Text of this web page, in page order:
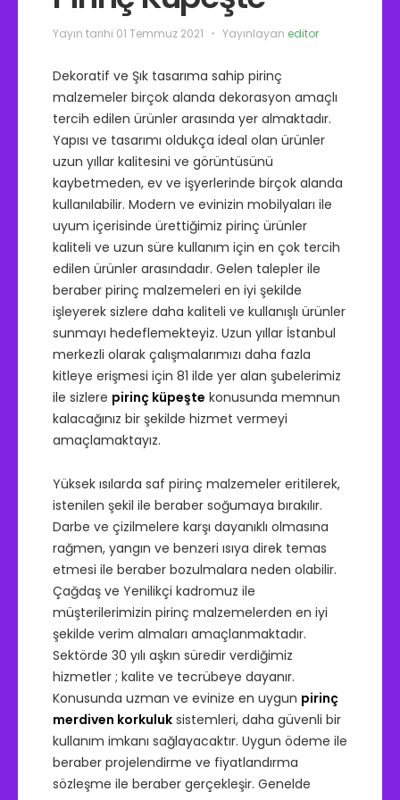
o
e
Yayın tarihi 01 Temmuz 2021 Yayınlayan editor
Dekoratif ve Şık tasarıma sahip pirinç
malzemeler birçok alanda dekorasyon amaçlı
tercih edilen ürünler arasında yer almaktadır.
Yapısı ve tasarımı oldukça ideal olan ürünler
uzun yıllar kalitesini ve görüntüsünü
kaybetmeden, ev ve işyerlerinde birçok alanda
kullanılabilir. Modern ve evinizin mobilyaları ile
uyum içerisinde ürettiğimiz pirinç ürünler
kaliteli ve uzun süre kullanım için en çok tercih
edilen ürünler arasındadır. Gelen talepler ile
beraber pirinç malzemeleri en iyi şekilde
işleyerek sizlere daha kaliteli ve kullanışlı ürünler
sunmayı hedeflemekteyiz. Uzun yıllar İstanbul
merkezli olarak çalışmalarımızı daha fazla
kitleye erişmesi için 81 ilde yer alan şubelerimiz
ile sizlere pirinç küpeşte konusunda memnun
kalacağınız bir şekilde hizmet vermeyi
amaçlamaktayız.
Yüksek ısılarda saf pirinç malzemeler eritilerek,
istenilen şekil ile beraber soğumaya bırakılır.
Darbe ve çizilmelere karşı dayanıklı olmasına
rağmen, yangın ve benzeri ısıya direk temas
etmesi ile beraber bozulmalara neden olabilir.
Çağdaş ve Yenilikçi kadromuz ile
müşterilerimizin pirinç malzemelerden en iyi
şekilde verim almaları amaçlanmaktadır.
Sektörde 30 yılı aşkın süredir verdiğimiz
hizmetler ; kalite ve tecrübeye dayanır.
Konusunda uzman ve evinize en uygun pirinç
merdiven korkuluksistemleri, daha güvenli bir
kullanım imkanı sağlayacaktır. Uygun ödeme ile
beraber projelendirme ve fiyatlandırma
sözleşme ile beraber gerçekleşir. Genelde